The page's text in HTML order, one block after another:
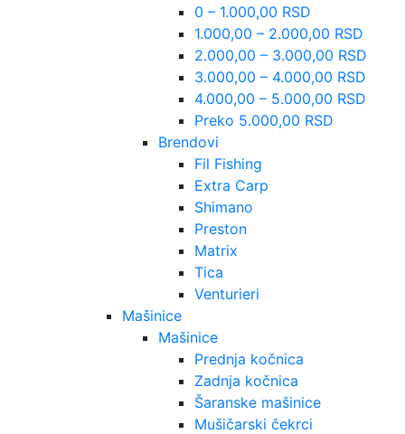
0 – 1.000,00 RSD
1.000,00 – 2.000,00 RSD
2.000,00 – 3.000,00 RSD
3.000,00 – 4.000,00 RSD
4.000,00 – 5.000,00 RSD
Preko 5.000,00 RSD
Brendovi
Fil Fishing
Extra Carp
Shimano
Preston
Matrix
Tica
Venturieri
Mašinice
Mašinice
Prednja kočnica
Zadnja kočnica
Šaranske mašinice
Mušičarski čekrci